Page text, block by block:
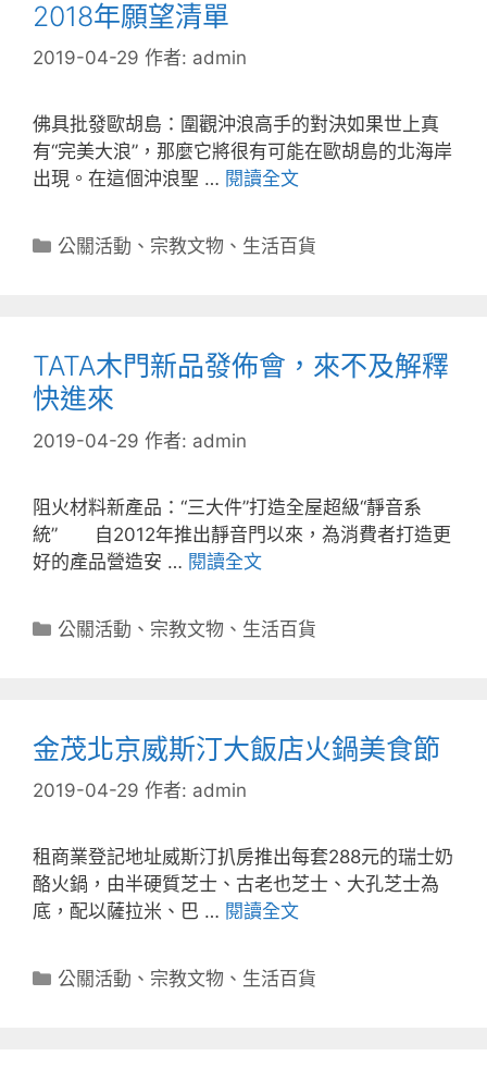
2018年願望清單
2019-04-29 作者: admin
佛具批發歐胡島：圍觀沖浪高手的對決如果世上真
有“完美大浪”，那麼它將很有可能在歐胡島的北海岸
出現。在這個沖浪聖 … 閱讀全文
分
公關活動 、 宗教文物 、 生活百貨
TATA木門新品發佈會，來不及解釋
快進來
2019-04-29 作者: admin
阻火材料新產品：“三大件”打造全屋超級“靜音系
統” 自2012年推出靜音門以來，為消費者打造更
好的產品營造安 … 閱讀全文
分
公關活動 、 宗教文物 、 生活百貨
金茂北京威斯汀大飯店火鍋美食節
2019-04-29 作者: admin
租商業登記地址威斯汀扒房推出每套288元的瑞士奶
酪火鍋，由半硬質芝士、古老也芝士、大孔芝士為
底，配以薩拉米、巴 … 閱讀全文
分
公關活動 、 宗教文物 、 生活百貨